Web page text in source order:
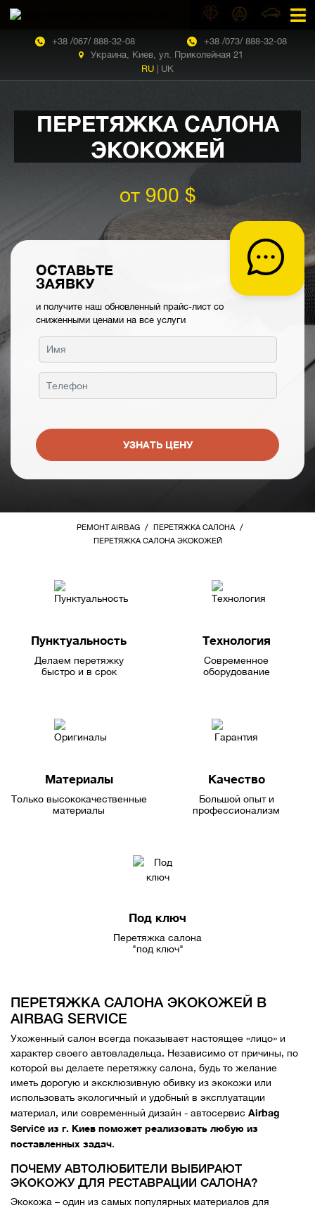
+38 /067/ 888-32-08
+38 /073/ 888-32-08
Украина, Киев, ул. Приколейная 21
RU | UK
ПЕРЕТЯЖКА САЛОНА
ЭКОКОЖЕЙ
от 900 $
ОСТАВЬТЕ
ЗАЯВКУ
и получите наш обновленный прайс-лист со
сниженными ценами на все услуги
УЗНАТЬ ЦЕНУ
РЕМОНТ AIRBAG / ПЕРЕТЯЖКА САЛОНА /
ПЕРЕТЯЖКА САЛОНА ЭКОКОЖЕЙ
Пунктуальность
Делаем перетяжку
быстро и в срок
Технология
Современное
оборудование
Материалы
Только высококачественные
материалы
Качество
Большой опыт и
профессионализм
Под ключ
Перетяжка салона
"под ключ"
ПЕРЕТЯЖКА САЛОНА ЭКОКОЖЕЙ В
AIRBAG SERVICE
Ухоженный салон всегда показывает настоящее «лицо» и
характер своего автовладельца. Независимо от причины, по
которой вы делаете перетяжку салона, будь то желание
иметь дорогую и эксклюзивную обивку из экокожи или
использовать экологичный и удобный в эксплуатации
материал, или современный дизайн - автосервис Airbag
Service из г. Киев поможет реализовать любую из
поставленных задач.
ПОЧЕМУ АВТОЛЮБИТЕЛИ ВЫБИРАЮТ
ЭКОКОЖУ ДЛЯ РЕСТАВРАЦИИ САЛОНА?
Экокожа – один из самых популярных материалов для